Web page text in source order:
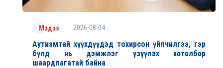
Мэдээ 2026-08-04
Аутизмтай хүүхдүүдэд тохирсон үйлчилгээ, гэр
бүлд нь дэмжлэг үзүүлэх хөтөлбөр
шаардлагатай байна